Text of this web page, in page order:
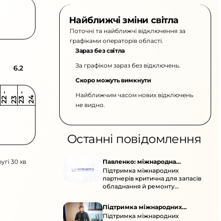
6.2
2 2
-
2 3 2 3
-
2 4
30 хв
Найближчі зміни світла
Поточні та найближчі відключення за
графіками операторів області.
Зараз без світла
За графіком зараз без відключень.
Скоро можуть вимкнути
Найближчим часом нових відключень
не видно.
Останні повідомлення
Павленко: міжнародна
підтримка для стійкості
енергосистеми
Підтримка міжнародних
партнерів критична для запасів
обладнання й ремонту
Підтримка міжнародних
партнерів для стійкості
Підтримка міжнародних